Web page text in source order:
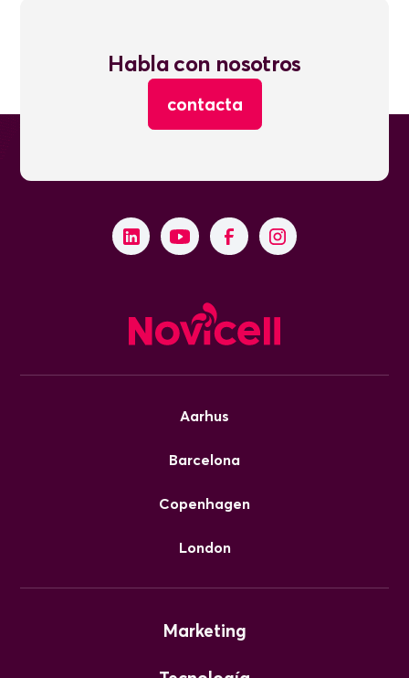
Habla con nosotros
contacta
Aarhus
Barcelona
Copenhagen
London
Marketing